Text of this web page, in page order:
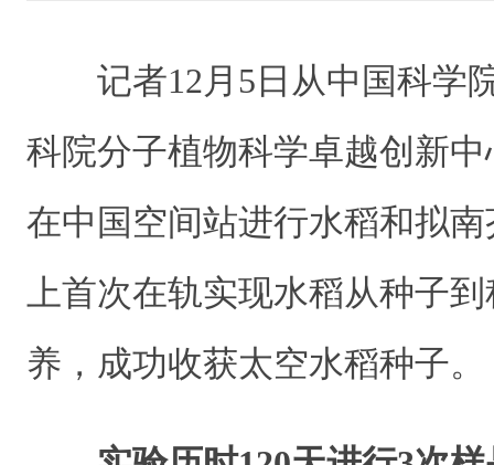
记者12月5日从中国科学
科院分子植物科学卓越创新
在中国空间站进行水稻和拟
上首次在轨实现水稻从种子
养，成功收获太空水稻种子。